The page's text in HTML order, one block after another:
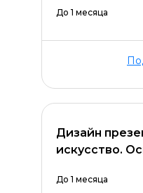
До 1 месяца
Дизайн
искусство.
До 1 месяца